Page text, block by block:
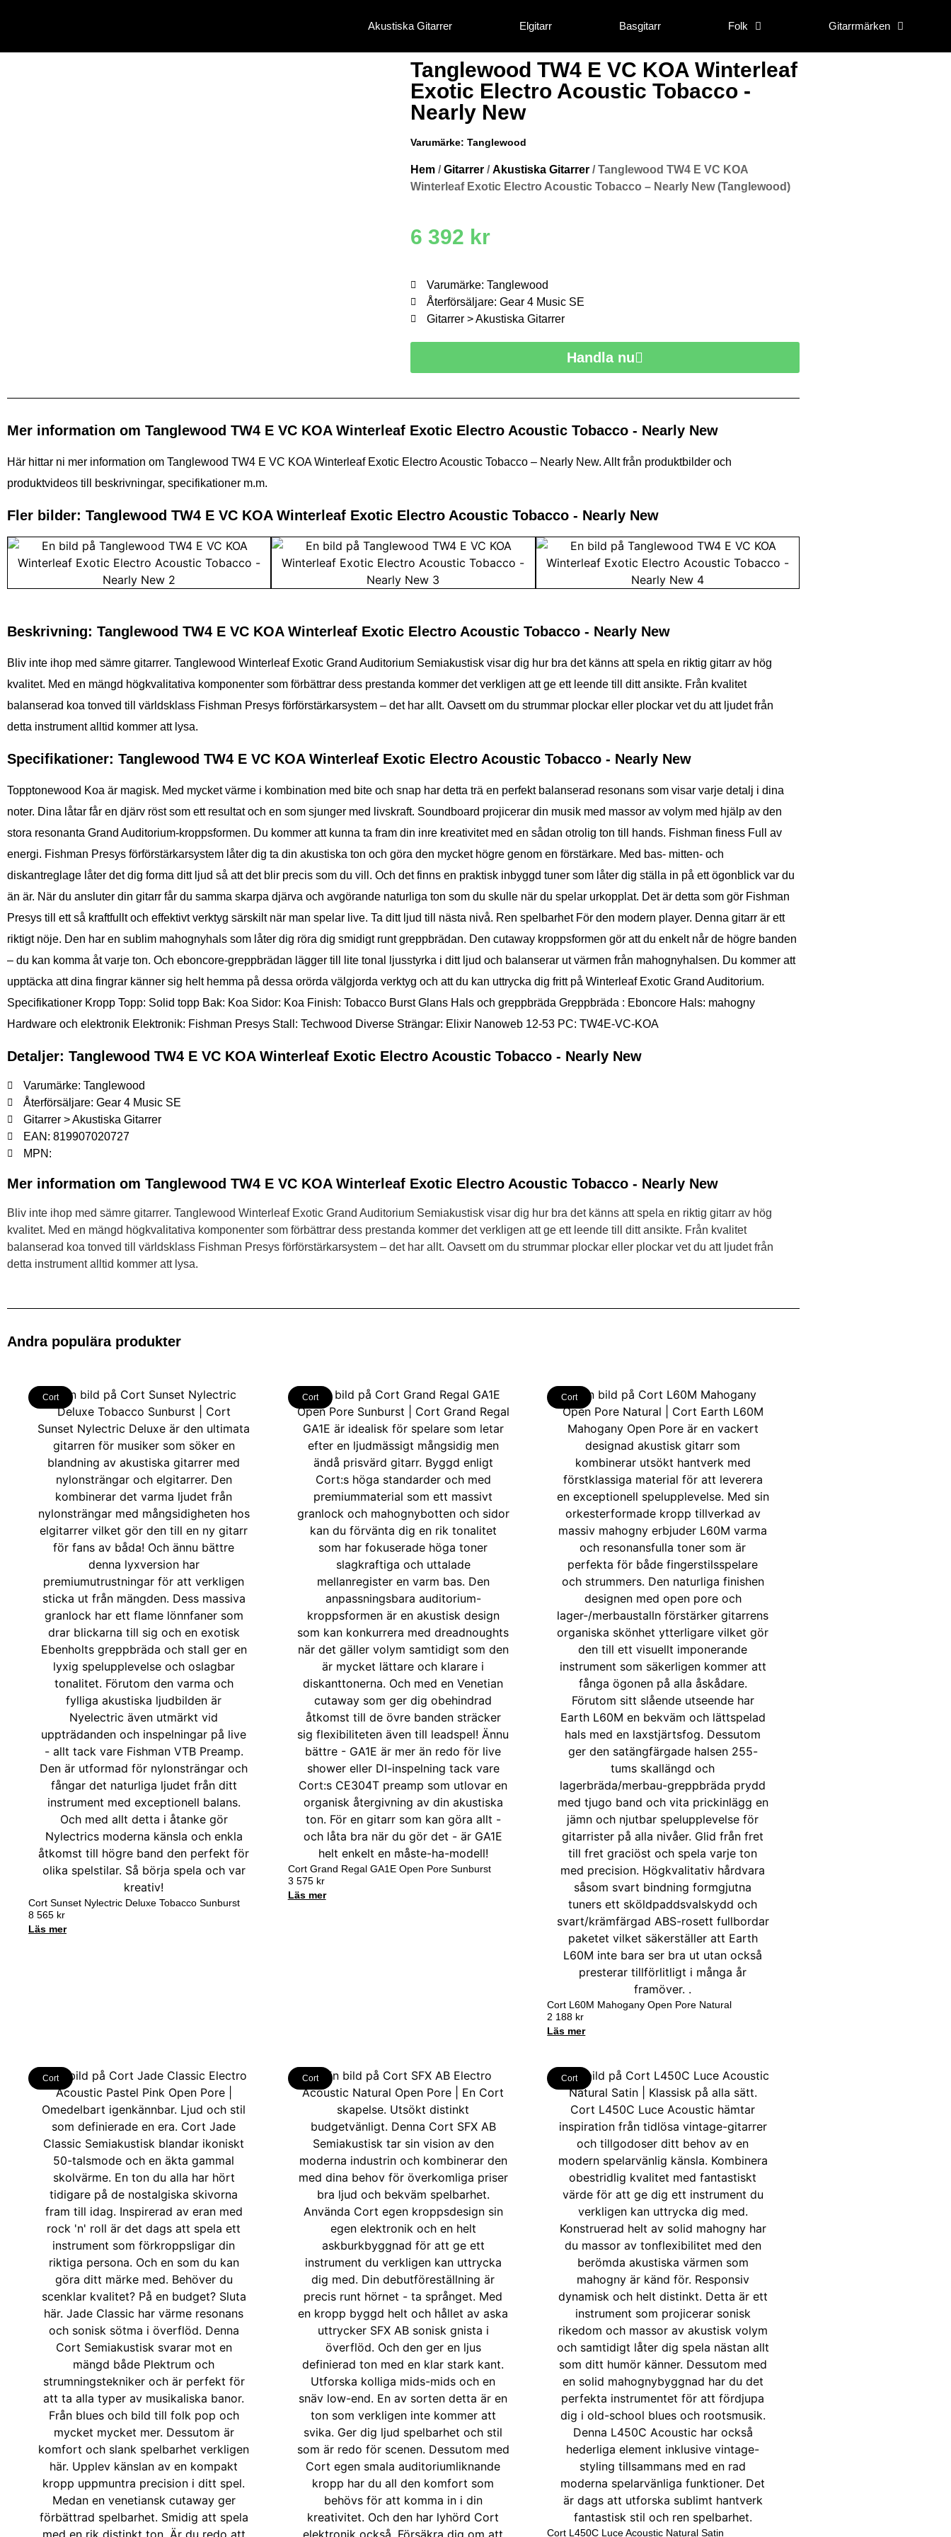
Akustiska Gitarrer Elgitarr Basgitarr Folk Gitarrmärken
Tanglewood TW4 E VC KOA Winterleaf
Exotic Electro Acoustic Tobacco -
Nearly New
Varumärke: Tanglewood
Hem /Gitarrer /Akustiska Gitarrer / Tanglewood TW4 E VC KOA
Winterleaf Exotic Electro Acoustic Tobacco – Nearly New (Tanglewood)
6 392 kr
Varumärke: Tanglewood
Återförsäljare: Gear 4 Music SE
Gitarrer > Akustiska Gitarrer
Handla nu
Mer information om Tanglewood TW4 E VC KOA Winterleaf Exotic Electro Acoustic Tobacco - Nearly New
Här hittar ni mer information om Tanglewood TW4 E VC KOA Winterleaf Exotic Electro Acoustic Tobacco – Nearly New. Allt från produktbilder och
produktvideos till beskrivningar, specifikationer m.m.
Fler bilder: Tanglewood TW4 E VC KOA Winterleaf Exotic Electro Acoustic Tobacco - Nearly New
Beskrivning: Tanglewood TW4 E VC KOA Winterleaf Exotic Electro Acoustic Tobacco - Nearly New
Bliv inte ihop med sämre gitarrer. Tanglewood Winterleaf Exotic Grand Auditorium Semiakustisk visar dig hur bra det känns att spela en riktig gitarr av hög
kvalitet. Med en mängd högkvalitativa komponenter som förbättrar dess prestanda kommer det verkligen att ge ett leende till ditt ansikte. Från kvalitet
balanserad koa tonved till världsklass Fishman Presys förförstärkarsystem – det har allt. Oavsett om du strummar plockar eller plockar vet du att ljudet från
detta instrument alltid kommer att lysa.
Specifikationer: Tanglewood TW4 E VC KOA Winterleaf Exotic Electro Acoustic Tobacco - Nearly New
Topptonewood Koa är magisk. Med mycket värme i kombination med bite och snap har detta trä en perfekt balanserad resonans som visar varje detalj i dina
noter. Dina låtar får en djärv röst som ett resultat och en som sjunger med livskraft. Soundboard projicerar din musik med massor av volym med hjälp av den
stora resonanta Grand Auditorium-kroppsformen. Du kommer att kunna ta fram din inre kreativitet med en sådan otrolig ton till hands. Fishman finess Full av
energi. Fishman Presys förförstärkarsystem låter dig ta din akustiska ton och göra den mycket högre genom en förstärkare. Med bas- mitten- och
diskantreglage låter det dig forma ditt ljud så att det blir precis som du vill. Och det finns en praktisk inbyggd tuner som låter dig ställa in på ett ögonblick var du
än är. När du ansluter din gitarr får du samma skarpa djärva och avgörande naturliga ton som du skulle när du spelar urkopplat. Det är detta som gör Fishman
Presys till ett så kraftfullt och effektivt verktyg särskilt när man spelar live. Ta ditt ljud till nästa nivå. Ren spelbarhet För den modern player. Denna gitarr är ett
riktigt nöje. Den har en sublim mahognyhals som låter dig röra dig smidigt runt greppbrädan. Den cutaway kroppsformen gör att du enkelt når de högre banden
– du kan komma åt varje ton. Och eboncore-greppbrädan lägger till lite tonal ljusstyrka i ditt ljud och balanserar ut värmen från mahognyhalsen. Du kommer att
upptäcka att dina fingrar känner sig helt hemma på dessa orörda välgjorda verktyg och att du kan uttrycka dig fritt på Winterleaf Exotic Grand Auditorium.
Specifikationer Kropp Topp: Solid topp Bak: Koa Sidor: Koa Finish: Tobacco Burst Glans Hals och greppbräda Greppbräda : Eboncore Hals: mahogny
Hardware och elektronik Elektronik: Fishman Presys Stall: Techwood Diverse Strängar: Elixir Nanoweb 12-53 PC: TW4E-VC-KOA
Detaljer: Tanglewood TW4 E VC KOA Winterleaf Exotic Electro Acoustic Tobacco - Nearly New
Varumärke: Tanglewood
Återförsäljare: Gear 4 Music SE
Gitarrer > Akustiska Gitarrer
EAN: 819907020727
MPN:
Mer information om Tanglewood TW4 E VC KOA Winterleaf Exotic Electro Acoustic Tobacco - Nearly New
Bliv inte ihop med sämre gitarrer. Tanglewood Winterleaf Exotic Grand Auditorium Semiakustisk visar dig hur bra det känns att spela en riktig gitarr av hög
kvalitet. Med en mängd högkvalitativa komponenter som förbättrar dess prestanda kommer det verkligen att ge ett leende till ditt ansikte. Från kvalitet
balanserad koa tonved till världsklass Fishman Presys förförstärkarsystem – det har allt. Oavsett om du strummar plockar eller plockar vet du att ljudet från
detta instrument alltid kommer att lysa.
Andra populära produkter
Cort
Cort Sunset Nylectric Deluxe Tobacco Sunburst
8 565 kr
Läs mer
Cort
Cort Grand Regal GA1E Open Pore Sunburst
3 575 kr
Läs mer
Cort
Cort L60M Mahogany Open Pore Natural
2 188 kr
Läs mer
Cort Cort Cort
Cort L450C Luce Acoustic Natural Satin